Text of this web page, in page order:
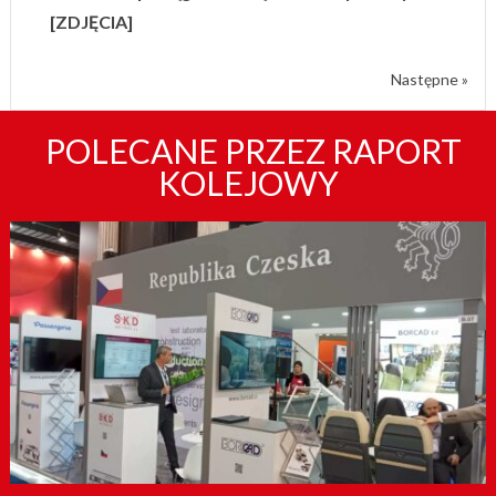
[ZDJĘCIA]
Następne »
POLECANE PRZEZ RAPORT
KOLEJOWY